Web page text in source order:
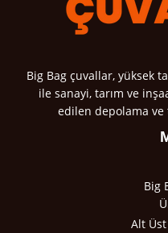
Big Bag çuvallar, yüksek
ile sanayi, tarım ve
edilen depolama
Big
Alt Üst